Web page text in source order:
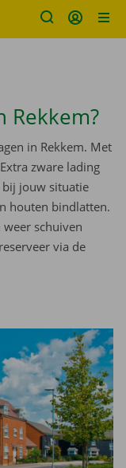
Rekkem?
in Rekkem. Met
zware lading
bij jouw situatie
houten bindlatten.
schuiven
via de